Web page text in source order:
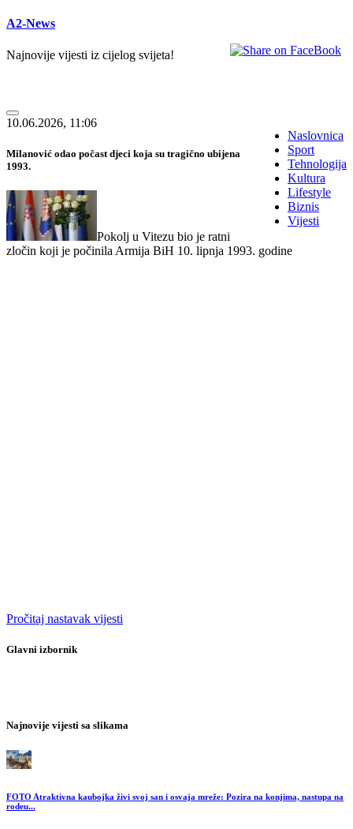
A2-News
Najnovije vijesti iz cijelog svijeta!
Naslovnica
Sport
Tehnologija
Kultura
Lifestyle
Biznis
Vijesti
10.06.2026, 11:06
Milanović odao počast djeci koja su tragično ubijena
1993.
Pokolj u Vitezu bio je ratni
zločin koji je počinila Armija BiH 10. lipnja 1993. godine
Pročitaj nastavak vijesti
Glavni izbornik
Najnovije vijesti sa slikama
FOTO Atraktivna kaubojka živi svoj san i osvaja mreže: Pozira na konjima, nastupa na
rodeu...